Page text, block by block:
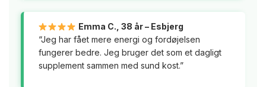
Emma C., 38 år – Esbjerg
“Jeg har fået mere energi og fordøjelsen
fungerer bedre. Jeg bruger det som et dagligt
supplement sammen med sund kost.”